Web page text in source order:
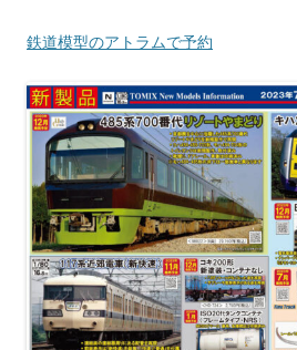
鉄道模型のアトラムで予約